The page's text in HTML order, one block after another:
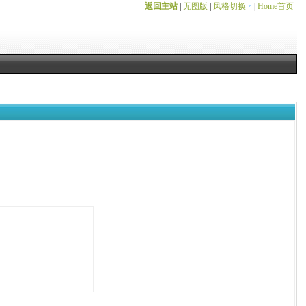
返回主站| 无图版 风格切换 Home首页